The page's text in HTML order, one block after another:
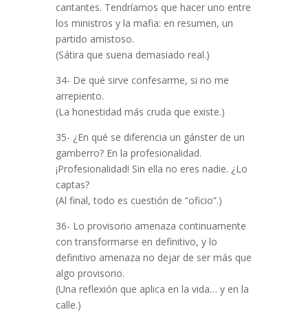
cantantes. Tendríamos que hacer uno entre
los ministros y la mafia: en resumen, un
partido amistoso.
(Sátira que suena demasiado real.)
34- De qué sirve confesarme, si no me
arrepiento.
(La honestidad más cruda que existe.)
35- ¿En qué se diferencia un gánster de un
gamberro? En la profesionalidad.
¡Profesionalidad! Sin ella no eres nadie. ¿Lo
captas?
(Al final, todo es cuestión de “oficio”.)
36- Lo provisorio amenaza continuamente
con transformarse en definitivo, y lo
definitivo amenaza no dejar de ser más que
algo provisorio.
(Una reflexión que aplica en la vida… y en la
calle.)